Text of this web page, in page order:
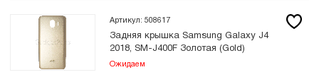
Артикул: 508617
Задняя крышка Samsung Galaxy J4
2018, SM-J400F Золотая (Gold)
Ожидаем